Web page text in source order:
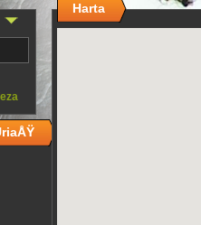
Harta